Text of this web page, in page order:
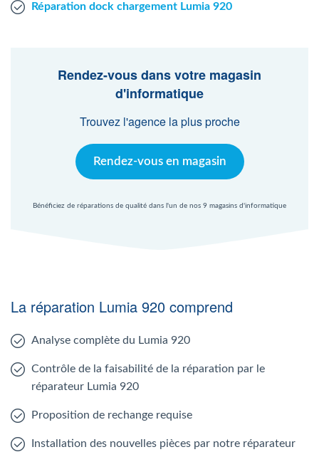
Réparation dock chargement Lumia 920
Rendez-vous dans votre magasin
d'informatique
Trouvez l'agence la plus proche
Rendez-vous en magasin
Bénéficiez de réparations de qualité dans l'un de nos 9 magasins d'informatique
La réparation Lumia 920 comprend
Analyse complète du Lumia 920
Contrôle de la faisabilité de la réparation par le
réparateur Lumia 920
Proposition de rechange requise
Installation des nouvelles pièces par notre réparateur